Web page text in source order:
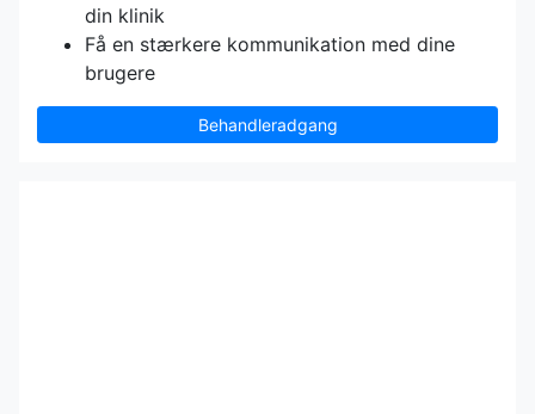
din klinik
Få en stærkere kommunikation med dine
brugere
Behandleradgang